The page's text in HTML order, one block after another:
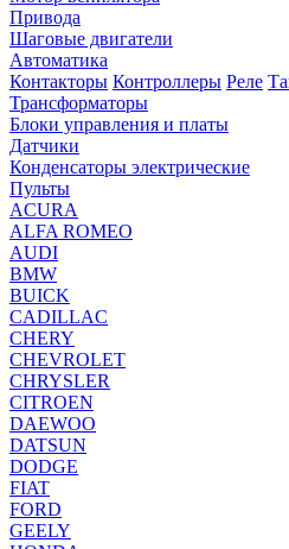
Привода
Шаговые двигатели
Автоматика
Контакторы Контроллеры Реле
Трансформаторы
Блоки управления и платы
Датчики
Конденсаторы электрические
Пульты
ACURA
ALFA ROMEO
AUDI
BMW
BUICK
CADILLAC
CHERY
CHEVROLET
CHRYSLER
CITROEN
DAEWOO
DATSUN
DODGE
FIAT
FORD
GEELY